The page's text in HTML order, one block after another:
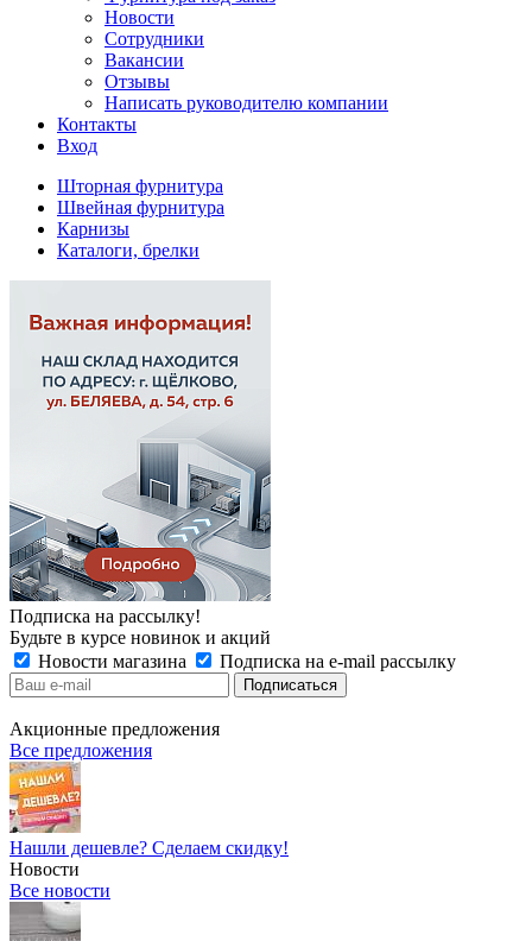
Новости
Сотрудники
Вакансии
Отзывы
Написать руководителю компании
Контакты
Вход
Шторная фурнитура
Швейная фурнитура
Карнизы
Каталоги, брелки
Подписка на рассылку!
Будьте в курсе новинок и акций
Новости магазина
Подписка на e-mail рассылку
Акционные предложения
Все предложения
Нашли дешевле? Сделаем скидку!
Новости
Все новости